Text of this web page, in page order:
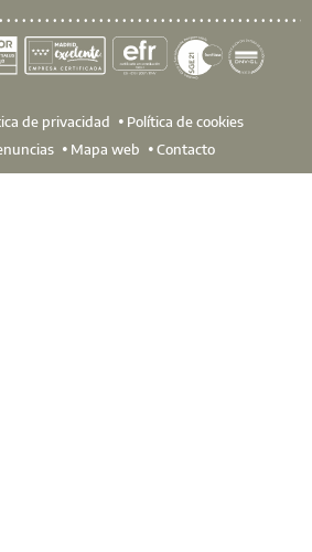
de privacidad
Política de cookies
Mapa web Contacto